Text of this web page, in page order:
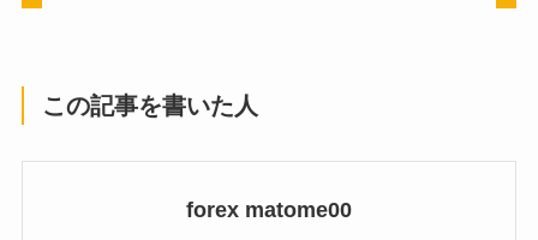
この記事を書いた人
forex matome00